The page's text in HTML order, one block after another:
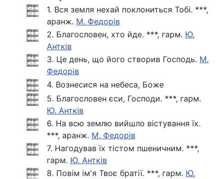
1. Вся земля нехай поклониться Тобі. ***,
аранж. М. Федорів
2. Благословен, хто йде. ***, гарм. Ю.
Антків
3. Це день, що його створив Господь. М.
Федорів
4. Вознесися на небеса, Боже
5. Благословен єси, Господи. ***, гарм.
Ю. Антків
6. На всю землю вийшло вістування їх.
***, аранж. М. Федорів
7. Нагодував їх тістом пшеничним. ***,
гарм. Ю. Антків
8. Повім ім'я Твоє братії. ***, гарм. Ю.